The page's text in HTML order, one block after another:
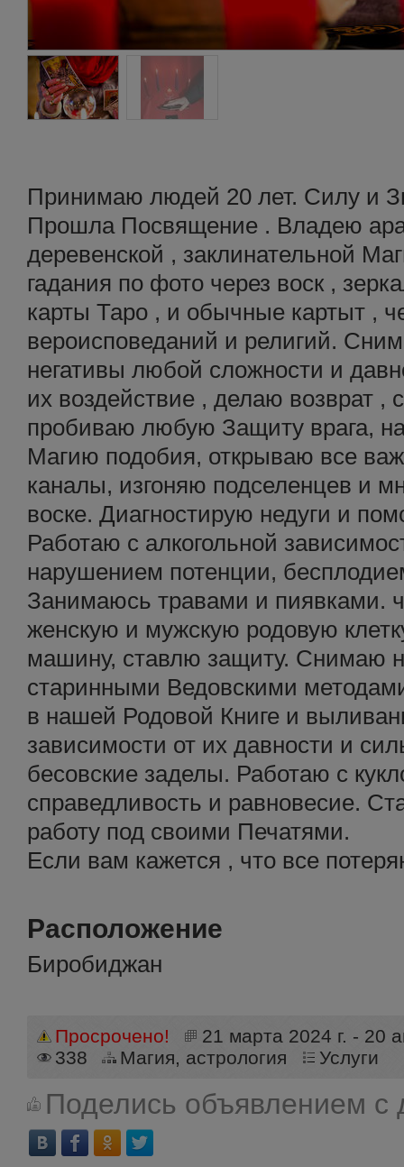
Принимаю людей 20 лет. Силу и
Прошла Посвящение . Владею
деревенской , заклинательной
гадания по фото через воск ,
карты Таро , и обычные картыт ,
вероисповеданий и религий.
негативы любой сложности и
их воздействие , делаю возврат ,
пробиваю любую Защиту врага,
Магию подобия, открываю все
каналы, изгоняю подселенцев и
воске. Диагностирую недуги и
Работаю с алкогольной
нарушением потенции,
Занимаюсь травами и пиявками.
женскую и мужскую родовую
машину, ставлю защиту. Снимаю
старинными Ведовскими
в нашей Родовой Книге и
зависимости от их давности и
бесовские заделы. Работаю с
справедливость и равновесие.
работу под своими Печатями.
Если вам кажется , что все
Расположение
Биробиджан
Просрочено!
21 марта 2024 г. - 20
338
Магия, астрология Услуги
Поделись объявлением с